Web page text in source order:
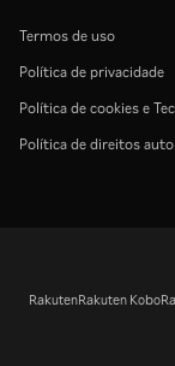
Termos de uso
Política de privacidade
Política de cookies e
Política de direitos
RakutenRakuten Kobo